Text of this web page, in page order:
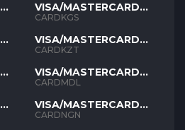
VISA/MASTERCARD
KGS
CARDKGS
VISA/MASTERCARD
KZT
CARDKZT
VISA/MASTERCARD
MDL
CARDMDL
VISA/MASTERCARD
NGN
CARDNGN